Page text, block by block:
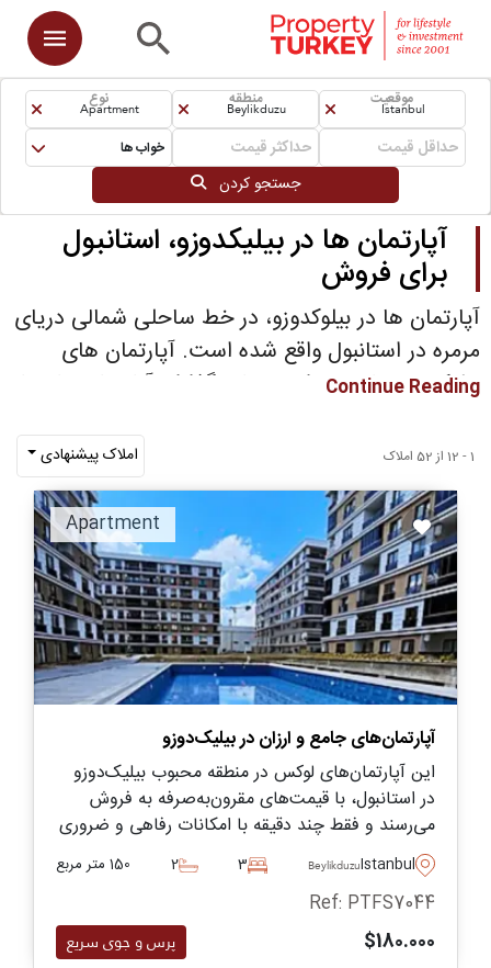
موقعیت
Istanbul منطقه
Beylikduzu نوع
Apartment
خواب ها
جستجو کردن
آپارتمان ها در بیلیکدوزو، استانبول
برای فروش
آپارتمان ها در بیلوکدوزو، در خط ساحلی شمالی دریای
مرمره در استانبول واقع شده است. آپارتمان های
بیلوکدوزو مناسب برای سرمایه گذاران آپارتمان های با
امکانات زندگی و دسترسی به مرکز شهر استانبول به
معنای محبوبیت آن در بین کارمندان می باشد.
Continue Reading
1 - 12 از 52 املاک املاک پیشنهادی
Apartment
آپارتمان‌های جامع و ارزان در بیلیک‌دوزو
این آپارتمان‌های لوکس در منطقه‌ محبوب بیلیک‌دوزو
در استانبول، با قیمت‌های مقرون‌به‌صرفه به فروش
می‌رسند و فقط چند دقیقه با امکانات رفاهی و ضروری
فاصله دارند.
Istanbul
Beylikduzu
3
2 150 متر مربع
Ref: PTFS7044
$180.000 پرس و جوی سریع